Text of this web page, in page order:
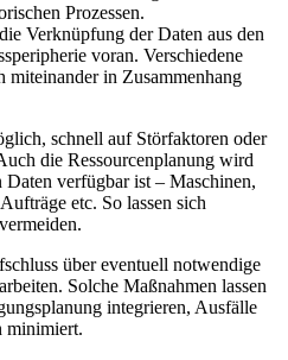
Prozessen.
Verknüpfung der Daten aus den
voran. Verschiedene
miteinander in Zusammenhang
schnell auf Störfaktoren oder
die Ressourcenplanung wird
verfügbar ist – Maschinen,
etc. So lassen sich
über eventuell notwendige
Solche Maßnahmen lassen
integrieren, Ausfälle
minimiert.